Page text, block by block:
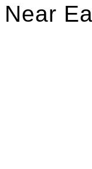
Near